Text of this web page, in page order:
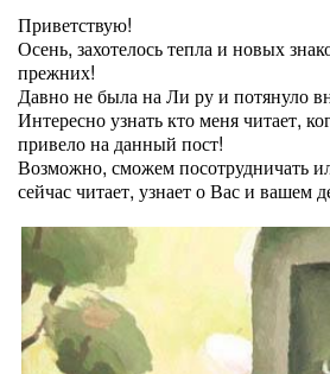
Приветствую!
Осень, захотелось тепла и новых
прежних!
Давно не была на Ли ру и потянуло
Интересно узнать кто меня читает,
привело на данный пост!
Возможно, сможем посотрудничать
сейчас читает, узнает о Вас и вашем